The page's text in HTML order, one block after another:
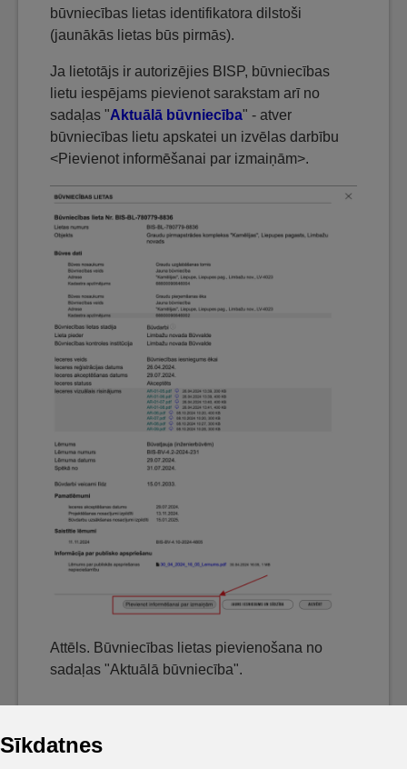
Sīkdatnes
būvniecības lietas identifikatora dilstoši
(jaunākās lietas būs pirmās).
Ja lietotājs ir autorizējies BISP, būvniecības
lietu iespējams pievienot sarakstam arī no
sadaļas "Aktuālā būvniecība" - atver
būvniecības lietu apskatei un izvēlas darbību
<Pievienot informēšanai par izmaiņām>.
Attēls. Būvniecības lietas pievienošana no
sadaļas "Aktuālā būvniecība".